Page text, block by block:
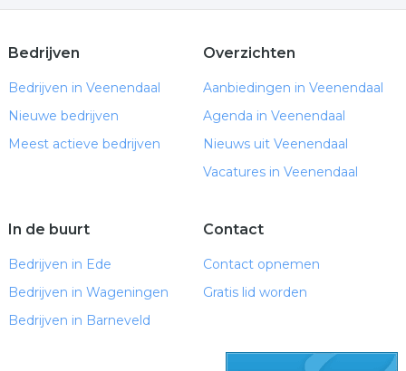
Bedrijven
Bedrijven in Veenendaal
Nieuwe bedrijven
Meest actieve bedrijven
Overzichten
Aanbiedingen in Veenendaal
Agenda in Veenendaal
Nieuws uit Veenendaal
Vacatures in Veenendaal
In de buurt
Bedrijven in Ede
Bedrijven in Wageningen
Bedrijven in Barneveld
Contact
Contact opnemen
Gratis lid worden